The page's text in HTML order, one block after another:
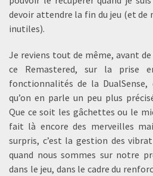
devoir attendre la fin du jeu (et de
inutiles).
Je reviens tout de même, avant
ce Remastered, sur la prise
fonctionnalités de la
qu’on en parle un peu plus
Que ce soit les gâchettes ou le
fait là encore des merveilles
surpris, c’est la gestion des
quand nous sommes sur notre
dans le jeu, dans le cadre du